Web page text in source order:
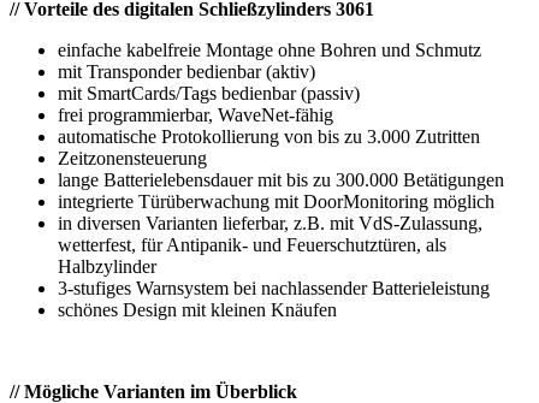
// Vorteile des digitalen Schließzylinders 3061
einfache kabelfreie Montage ohne Bohren und Schmutz
mit Transponder bedienbar (aktiv)
mit SmartCards/Tags bedienbar (passiv)
frei programmierbar, WaveNet-fähig
automatische Protokollierung von bis zu 3.000 Zutritten
Zeitzonensteuerung
lange Batterielebensdauer mit bis zu 300.000 Betätigungen
integrierte Türüberwachung mit DoorMonitoring möglich
in diversen Varianten lieferbar, z.B. mit VdS-Zulassung,
wetterfest, für Antipanik- und Feuerschutztüren, als
Halbzylinder
3-stufiges Warnsystem bei nachlassender Batterieleistung
schönes Design mit kleinen Knäufen
// Mögliche Varianten im Überblick